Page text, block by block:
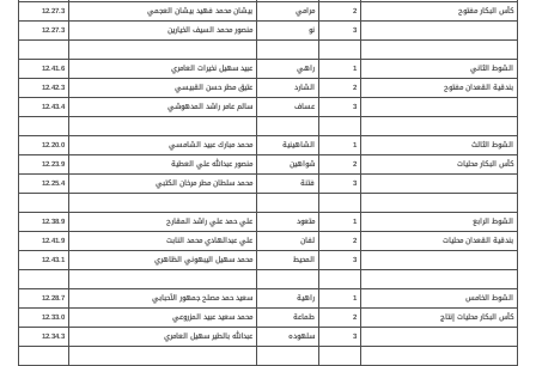
كأس البكار مفتوح
2 مرامي بيشان محمد فهيد بيشان العجمي
12.27.3
3
نو منصور محمد السيف الخيارين 12.27.3
الشوط الثاني 1 راهي عبيد سهيل نخيرات العامري
12.41.6
بندقية القعدان مفتوح
2 الشارد عتيق مطر حسن القبيسي
12.42.3
3
عساف سالم عامر راشد المدهوشي 12.43.4
الشوط الثالث 1 الشاهينية محمد مبارك عبيد الشامسي
12.20.0
كأسالبكارمحليات 2 شواهين منصور عبدالله علي العطية
12.23.9
3
فتنة محمد سلطان مطر مرخان الكتبي 12.25.4
الشوط الرابع 1 متعود علي حمد علي راشد المقارح
12.38.9
بندقيةالقعدانمحليات 2 لفان علي عبدالهادي محمد النابت
12.41.9
3
المحيط محمد سهيل اليبهوني الظاهري 12.43.1
الشوط الخامس 1 راهية سعيد حمد مصلح جمهور الأحبابي
12.28.7
كأسالبكارمحلياتإنتاج 2 طماعة محمد سعيد عبيد المزروعي
12.33.0
3
سلهوده عبدالله بالطير سهيل العامري 12.34.3